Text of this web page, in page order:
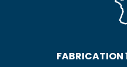
FABRICATION